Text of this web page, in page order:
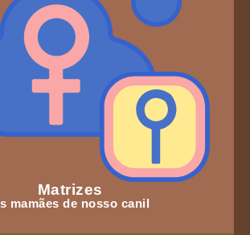
Matrizes
mamães de nosso canil